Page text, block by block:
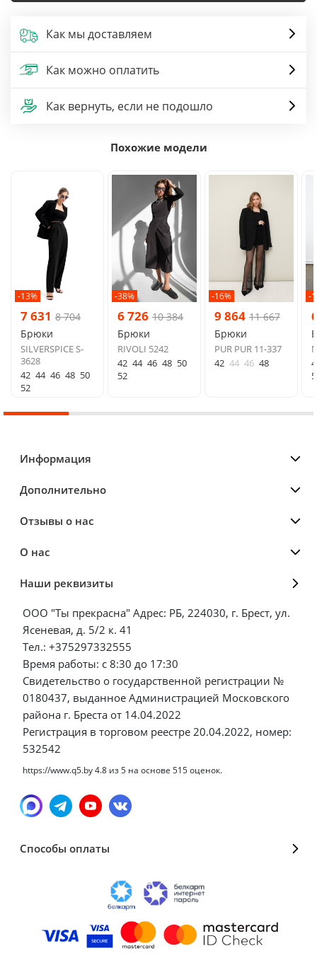
Как мы доставляем
Как можно оплатить
Как вернуть, если не подошло
Похожие модели
-13%
7 631 8 704
Брюки
SILVERSPICE S-
3628
42 44 46 48 50
52
-38%
6 726 10 384
Брюки
RIVOLI 5242
42 44 46 48 50
52
-16%
9 864 11 667
Брюки
PUR PUR 11-337
42 44 46 48
-
Информация
Дополнительно
Отзывы о нас
О нас
Наши реквизиты
ООО "Ты прекрасна" Адрес: РБ, 224030, г. Брест, ул.
Ясеневая, д. 5/2 к. 41
Тел.: +375297332555
Время работы: с 8:30 до 17:30
Свидетельство о государственной регистрации №
0180437, выданное Администрацией Московского
района г. Бреста от 14.04.2022
Регистрация в торговом реестре 20.04.2022, номер:
532542
https://www.q5.by4.8 из5 на основе 515оценок.
Способы оплаты